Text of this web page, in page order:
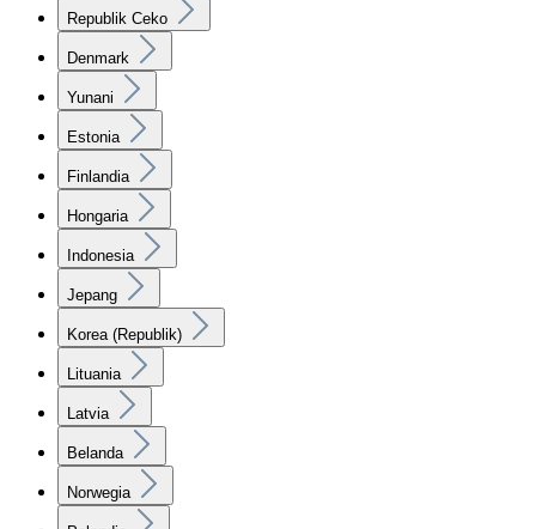
Republik Ceko
Denmark
Yunani
Estonia
Finlandia
Hongaria
Indonesia
Jepang
Korea (Republik)
Lituania
Latvia
Belanda
Norwegia